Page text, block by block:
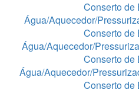
Conserto de
Água/Aquecedor/
Conserto de
Água/Aquecedor/
Conserto de
Água/Aquecedor/
Conserto de